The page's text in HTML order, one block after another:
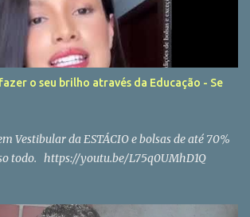
o seu brilho através da Educação - Se
Vestibular da ESTÁCIO e bolsas de até 70%
todo. https://youtu.be/L75q0UMhD1Q